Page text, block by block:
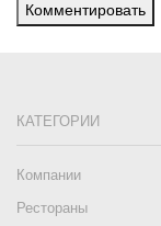
Комментировать
КАТЕГОРИИ
Компании
Рестораны